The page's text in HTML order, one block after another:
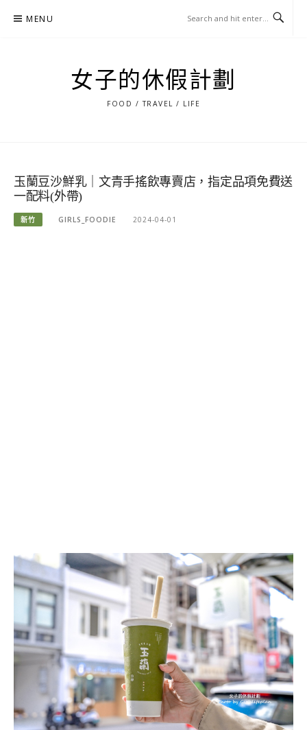
MENU
女子的休假計劃
FOOD / TRAVEL / LIFE
玉蘭豆沙鮮乳｜文青手搖飲專賣店，指定品項免費送
一配料(外帶)
新竹 GIRLS_FOODIE 2024-04-01